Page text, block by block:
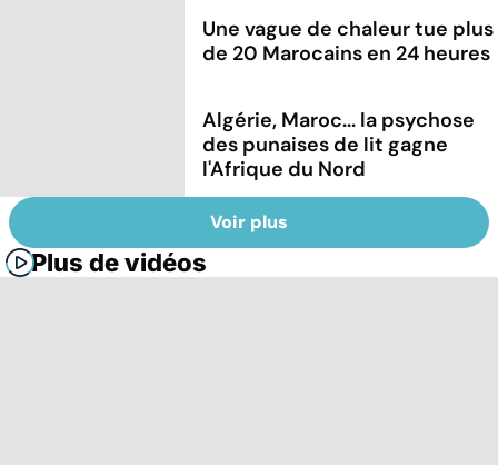
Une vague de chaleur tue plus
de 20 Marocains en 24 heures
Algérie, Maroc... la psychose
des punaises de lit gagne
l'Afrique du Nord
Voir plus
Plus de vidéos